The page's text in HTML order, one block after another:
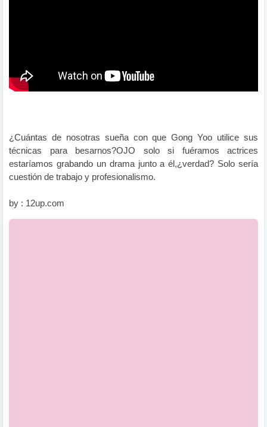
¿Cuántas de nosotras sueña con que Gong Yoo utilice sus
técnicas para besarnos?OJO solo si fuéramos actrices
estaríamos grabando un drama junto a él,¿verdad? Solo sería
cuestión de trabajo y profesionalismo.
by : 12up.com